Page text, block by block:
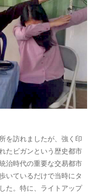
を訪れましたが、強く印
たビガンという歴史都市
治時代の重要な交易都市
いているだけで当時にタ
た。特に、ライトアップ